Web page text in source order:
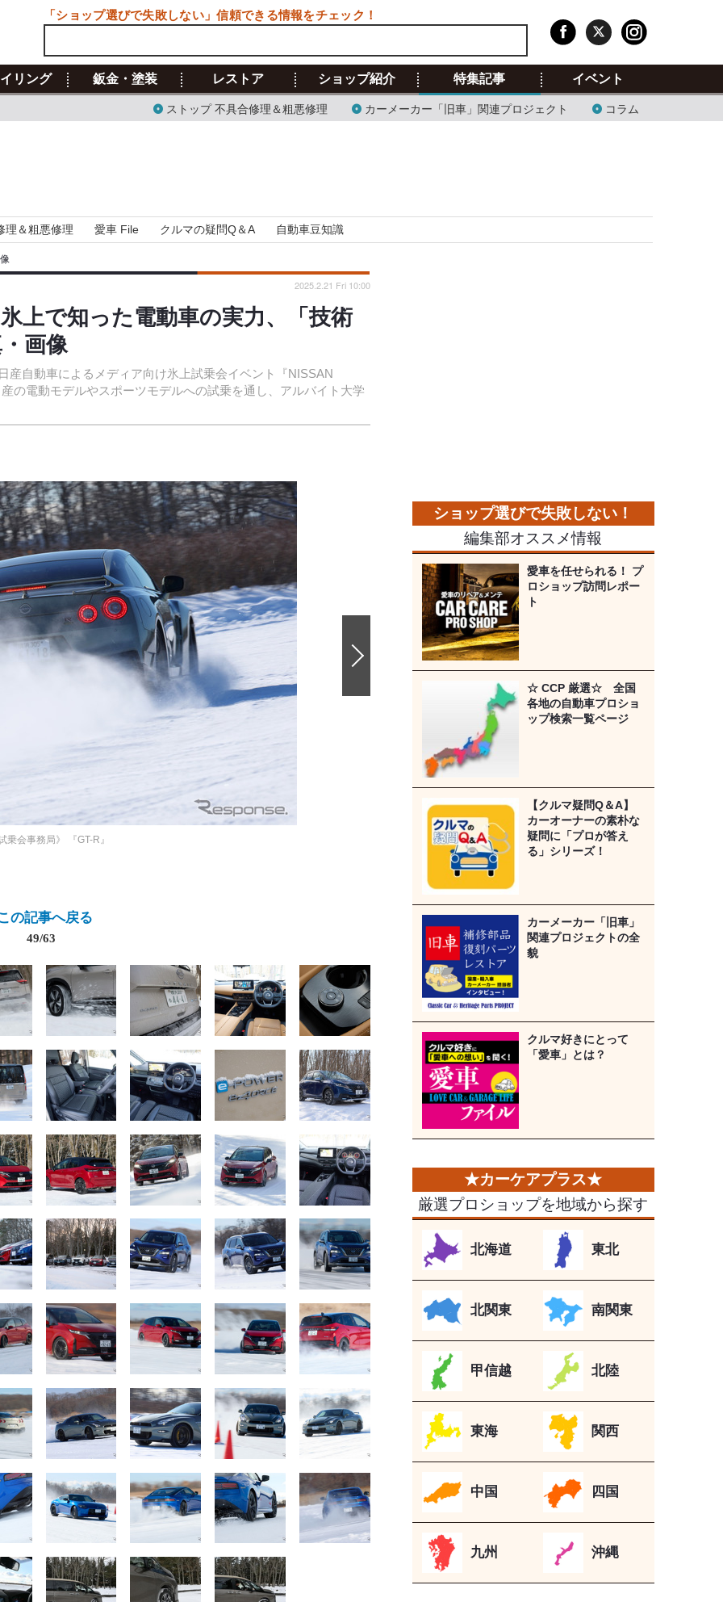
リング 鈑金・塗装 レストア ショップ紹介 特集記事
ストップ 不具合修理＆粗悪修理 カーメーカー「旧車」関連プロジェクト コラム
イベント
理＆粗悪修理 愛車 File クルマの疑問Q＆A 自動車豆知識
上で知った電動車の実力、「技術
画像
産自動車によるメディア向け氷上試乗会イベント『NISSAN
の電動モデルやスポーツモデルへの試乗を通し、アルバイト大学
2025.2.21 Fri 10:00
乗会事務局》 『GT-R』
の記事へ戻る
49/63
編集部オススメ情報
愛車を任せられる！ プ
ロショップ訪問レポー
ト
☆ CCP 厳選☆ 全国
各地の自動車プロショ
ップ検索一覧ページ
【クルマ疑問Q＆A】
カーオーナーの素朴な
疑問に「プロが答え
る」シリーズ！
カーメーカー「旧車」
関連プロジェクトの全
貌
クルマ好きにとって
「愛車」とは？
厳選プロショップを地域から探す
北海道 東北
北関東 南関東
甲信越 北陸
東海 関西
中国 四国
九州 沖縄
「ショップ選びで失敗しない」信頼できる情報をチェック！